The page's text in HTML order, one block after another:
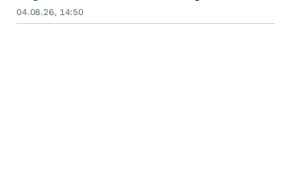
04.08.26, 14:50